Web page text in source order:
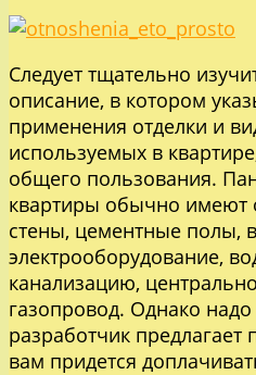
Следует тщательно
описание, в котором
применения отделки и
используемых в
общего пользования.
квартиры обычно имеют
стены, цементные полы,
электрооборудование,
канализацию,
газопровод. Однако
разработчик
вам придется